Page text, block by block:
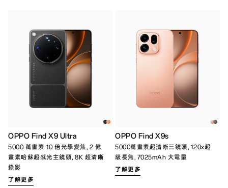
OPPO Find X9 Ultra
5000 萬畫素 10 倍光學變焦, 2 億
畫素哈蘇超感光主鏡頭, 8K 超清晰
錄影
了解更多
OPPO Find X9s
5000萬畫素超清晰三鏡頭, 120x超
級長焦, 7025mAh 大電量
了解更多